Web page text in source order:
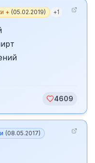
+ (05.02.2019) +1
4609
(08.05.2017)